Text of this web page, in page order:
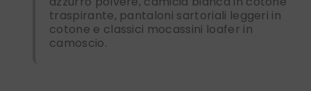
traspirante, pantaloni sartoriali leggeri in
cotone e classici mocassini loafer in
camoscio.